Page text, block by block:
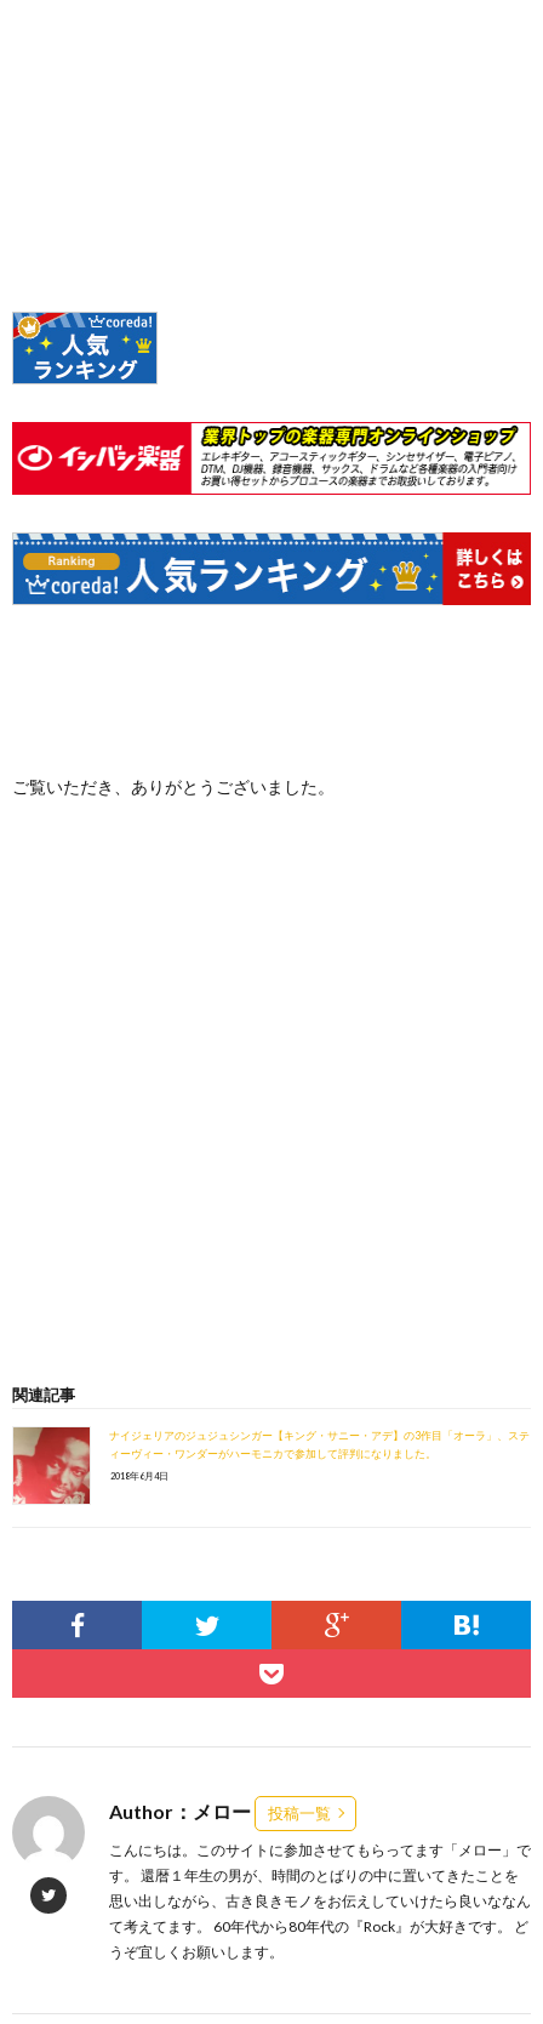
ご覧いただき、ありがとうございました。
関連記事
ナイジェリアのジュジュシンガー【キング・サニー・アデ】の3作目「オーラ」、ステ
ィーヴィー・ワンダーがハーモニカで参加して評判になりました。
2018年6月4日
Author：メロー 投稿一覧
こんにちは。このサイトに参加させてもらってます「メロー」で
す。 還暦１年生の男が、時間のとばりの中に置いてきたことを
思い出しながら、古き良きモノをお伝えしていけたら良いななん
て考えてます。 60年代から80年代の『Rock』が大好きです。 ど
うぞ宜しくお願いします。